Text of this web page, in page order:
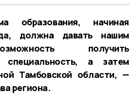
образования, начиная
должна давать нашим
получить
специальность, а затем
Тамбовской области, —
региона.